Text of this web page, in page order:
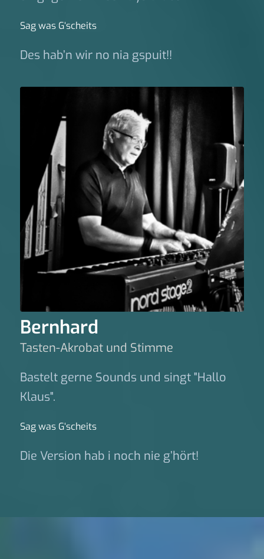
Sag was G‘scheits
Des hab’n wir no nia gspuit!!
Bernhard
Tasten-Akrobat und Stimme
Bastelt gerne Sounds und singt "Hallo
Klaus".
Sag was G‘scheits
Die Version hab i noch nie g’hört!